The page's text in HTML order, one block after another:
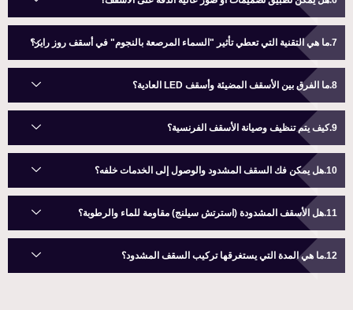
ما هي التقنية التي تعطي تأثير "السماء المرصعة بالنجوم" في أسقف روز رايز؟
ما الفرق بين الأسقف المضيئة وأسقف LED العادية؟
كيف يتم تنظيف وصيانة الأسقف الفرنسية؟
هل يمكن فك السقف المشدود والوصول إلى الخدمات خلفه؟
هل الأسقف المشدودة (استرتش سيلنج) مقاومة للماء والرطوبة؟
ما هي المدة التي يستغرقها تركيب السقف المشدود؟